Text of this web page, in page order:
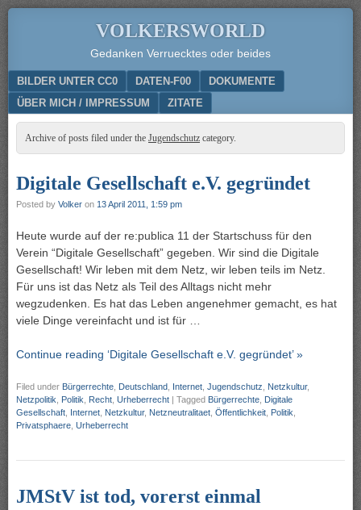
VOLKERSWORLD
Gedanken Verruecktes oder beides
Menu
SKIP TO CONTENT
BILDER UNTER CC0 DATEN-F00
DOKUMENTE
ÜBER MICH / IMPRESSUM
ZITATE
Archive of posts filed under the Jugendschutz category.
Digitale Gesellschaft e.V. gegründet
Posted by Volker on 13 April 2011, 1:59 pm
Heute wurde auf der re:publica 11 der Startschuss für den
Verein “Digitale Gesellschaft” gegeben. Wir sind die Digitale
Gesellschaft! Wir leben mit dem Netz, wir leben teils im Netz.
Für uns ist das Netz als Teil des Alltags nicht mehr
wegzudenken. Es hat das Leben angenehmer gemacht, es hat
viele Dinge vereinfacht und ist für …
Continue reading ‘Digitale Gesellschaft e.V. gegründet’ »
Filed under Bürgerrechte Deutschland Internet Jugendschutz Netzkultur,
Netzpolitik
Politik Recht Urheberrecht | Tagged Bürgerrechte Digitale
Gesellschaft Internet Netzkultur, Netzneutralitaet Öffentlichkeit Politik
Privatsphaere Urheberrecht
JMStV ist tod, vorerst einmal